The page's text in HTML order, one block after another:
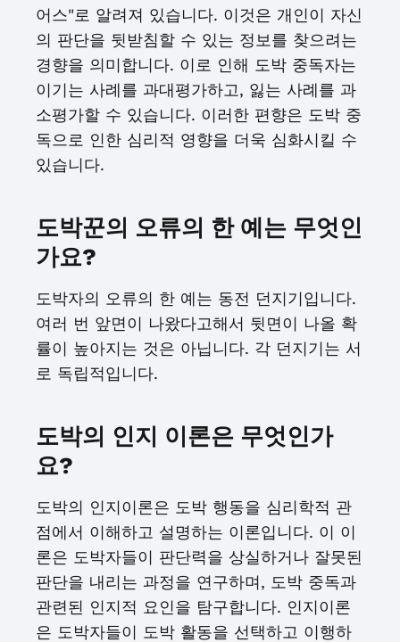
어스"로 알려져 있습니다. 이것은 개인이 자신
의 판단을 뒷받침할 수 있는 정보를 찾으려는
경향을 의미합니다. 이로 인해 도박 중독자는
이기는 사례를 과대평가하고, 잃는 사례를 과
소평가할 수 있습니다. 이러한 편향은 도박 중
독으로 인한 심리적 영향을 더욱 심화시킬 수
있습니다.
도박꾼의 오류의 한 예는 무엇인
가요?
도박자의 오류의 한 예는 동전 던지기입니다.
여러 번 앞면이 나왔다고해서 뒷면이 나올 확
률이 높아지는 것은 아닙니다. 각 던지기는 서
로 독립적입니다.
도박의 인지 이론은 무엇인가
요?
도박의 인지이론은 도박 행동을 심리학적 관
점에서 이해하고 설명하는 이론입니다. 이 이
론은 도박자들이 판단력을 상실하거나 잘못된
판단을 내리는 과정을 연구하며, 도박 중독과
관련된 인지적 요인을 탐구합니다. 인지이론
은 도박자들이 도박 활동을 선택하고 이행하